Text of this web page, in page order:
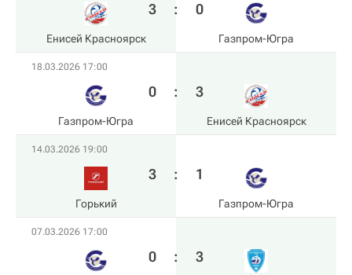
Енисей Красноярск
3 : 0
Газпром-Югра
18.03.2026 17:00
Газпром-Югра
0 : 3
Енисей Красноярск
14.03.2026 19:00
Горький
3 : 1
Газпром-Югра
07.03.2026 17:00
0 : 3